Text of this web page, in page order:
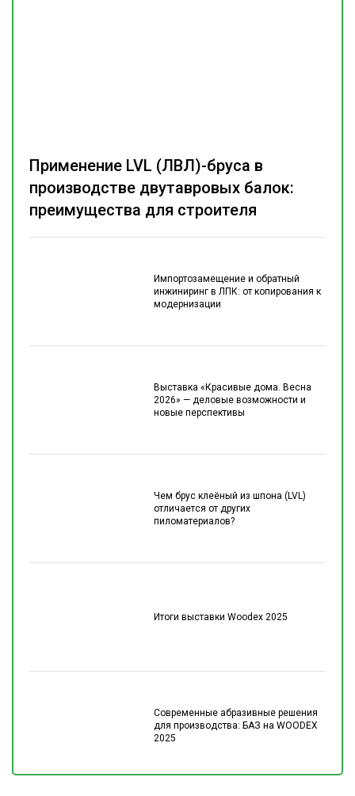
Импортозамещение и обратный
инжиниринг в ЛПК: от копирования к
модернизации
Выставка «Красивые дома. Весна
2026» — деловые возможности и
новые перспективы
Чем брус клеёный из шпона (LVL)
отличается от других
пиломатериалов?
Итоги выставки Woodex 2025
Современные абразивные решения
для производства: БАЗ на WOODEX
2025
Применение LVL (ЛВЛ)-бруса в
производстве двутавровых балок:
преимущества для строителя